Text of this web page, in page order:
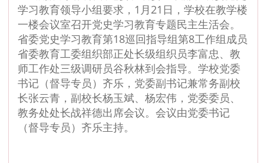
学习教育领导小组要求，1月21日，学校在教学楼
一楼会议室召开党史学习教育专题民主生活会。
省委党史学习教育第18巡回指导组第8工作组成员
省委教育工委组织部正处长级组织员李富忠、教
师工作处三级调研员谷秋林到会指导。学校党委
书记（督导专员）齐乐，党委副书记兼常务副校
长张云青，副校长杨玉斌、杨宏伟，党委委员、
教务处处长战祥德出席会议。会议由党委书记
（督导专员）齐乐主持。